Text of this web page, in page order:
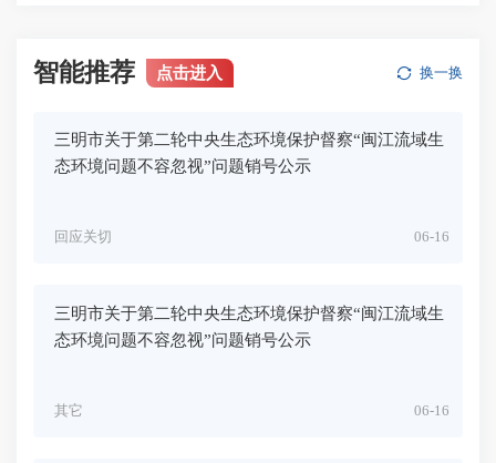
智能推荐 点击进入 换一换
三明市关于第二轮中央生态环境保护督察“闽江流域生
态环境问题不容忽视”问题销号公示
06-16
回应关切
三明市关于第二轮中央生态环境保护督察“闽江流域生
态环境问题不容忽视”问题销号公示
06-16
其它